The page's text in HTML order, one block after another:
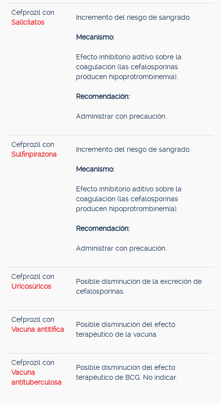
Cefprozil con
Salicilatos
Incremento del riesgo de sangrado.
Mecanismo:
Efecto inhibitorio aditivo sobre la
coagulación (las cefalosporinas
producen hipoprotrombinemia).
Recomendación:
Administrar con precaución.
Cefprozil con
Sulfinpirazona
Incremento del riesgo de sangrado.
Mecanismo:
Efecto inhibitorio aditivo sobre la
coagulación (las cefalosporinas
producen hipoprotrombinemia).
Recomendación:
Administrar con precaución.
Cefprozil con
Uricosúricos
Posible disminución de la excreción de
cefalosporinas.
Cefprozil con
Vacuna antitífica
Posible disminución del efecto
terapéutico de la vacuna.
Cefprozil con
Vacuna
antituberculosa
Posible disminución del efecto
terapéutico de BCG. No indicar.